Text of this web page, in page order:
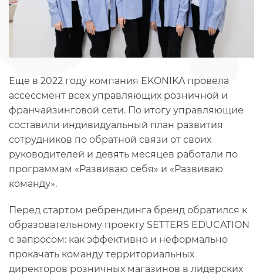
Еще в 2022 году компания EKONIKA провела
ассессмент всех управляющих розничной и
франчайзинговой сети. По итогу управляющие
составили индивидуальный план развития
сотрудников по обратной связи от своих
руководителей и девять месяцев работали по
программам «Развиваю себя» и «Развиваю
команду».
Перед стартом ребрендинга бренд обратился к
образовательному проекту SETTERS EDUCATION
с запросом: как эффективно и неформально
прокачать команду территориальных
директоров розничных магазинов в лидерских